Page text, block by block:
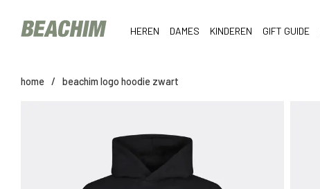
HEREN DAMES KINDEREN GIFT GUIDE
home / beachim logo hoodie zwart